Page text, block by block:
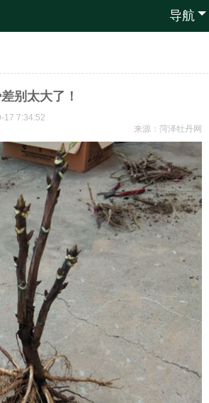
导航
别太大了！
17 7:34:52
来源：菏泽牡丹网